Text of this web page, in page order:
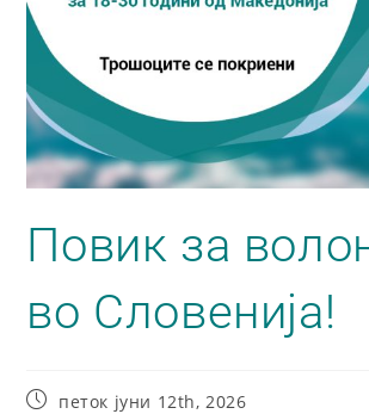
Повик за
во Словенија!
петок јуни 12th, 2026